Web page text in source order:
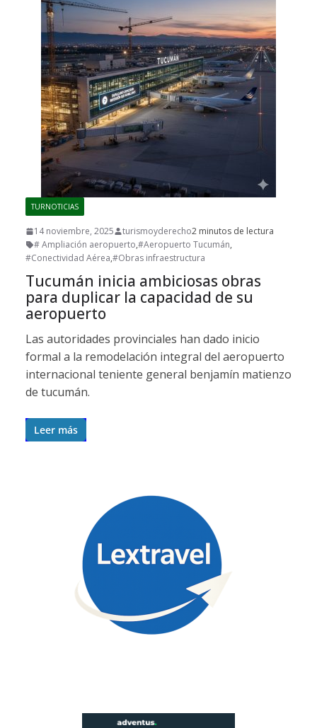
TURNOTICIAS
14 noviembre, 2025 turismoyderecho2 minutos de lectura
# Ampliación aeropuerto,#Aeropuerto Tucumán,
#Conectividad Aérea,#Obras infraestructura
Tucumán inicia ambiciosas obras
para duplicar la capacidad de su
aeropuerto
Las autoridades provinciales han dado inicio
formal a la remodelación integral del aeropuerto
internacional teniente general benjamín matienzo
de tucumán.
Leer más